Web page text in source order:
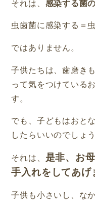
それは、 感染する菌
虫歯菌に感染する＝
ではありません。
子供たちは、歯磨き
って気をつけている
す。
でも、子どもはおと
したらいいのでしょう
それは、 是非、お
手入れをしてあげ
子供も小さいし、な